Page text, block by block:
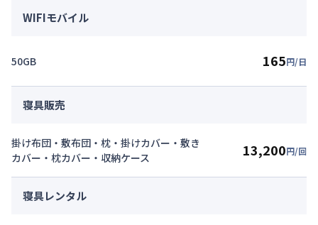
WIFIモバイル
50GB 165円/日
寝具販売
掛け布団・敷布団・枕・掛けカバー・敷き
カバー・枕カバー・収納ケース
13,200円/回
寝具レンタル